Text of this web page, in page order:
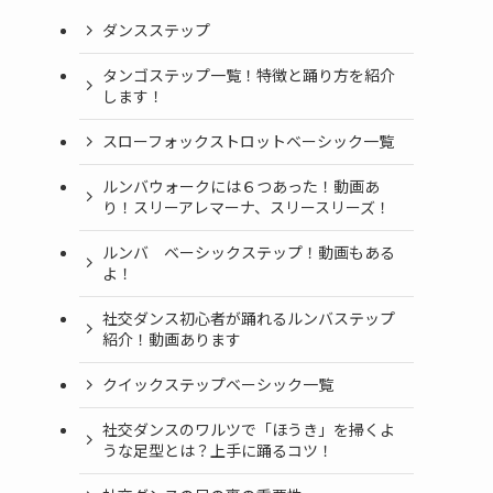
ダンスステップ
タンゴステップ一覧！特徴と踊り方を紹介
します！
スローフォックストロットベーシック一覧
ルンバウォークには６つあった！動画あ
り！スリーアレマーナ、スリースリーズ！
ルンバ ベーシックステップ！動画もある
よ！
社交ダンス初心者が踊れるルンバステップ
紹介！動画あります
クイックステップベーシック一覧
社交ダンスのワルツで「ほうき」を掃くよ
うな足型とは？上手に踊るコツ！